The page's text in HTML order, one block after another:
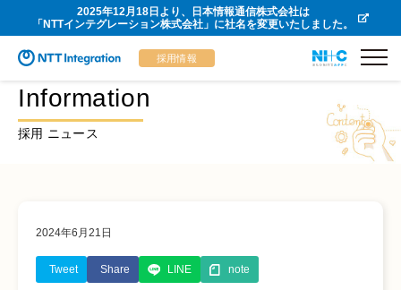
2025年12月18日より、日本情報通信株式会社は
「NTTインテグレーション株式会社」に社名を変更いたしました。
採用情報
Information
採用 ニュース
2024年6月21日
Tweet Share LINE note